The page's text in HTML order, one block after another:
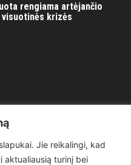
Jie reikalingi, kad
aktualiausią turinį bei
rengiama artėjančio
krizės
1497